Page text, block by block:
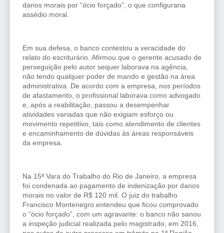
danos morais por “ócio forçado”, o que configuraria
assédio moral.
Em sua defesa, o banco contestou a veracidade do
relato do escriturário. Afirmou que o gerente acusado de
perseguição pelo autor sequer laborava na agência,
não tendo qualquer poder de mando e gestão na área
administrativa. De acordo com a empresa, nos períodos
de afastamento, o profissional laborava como advogado
e, após a reabilitação, passou a desempenhar
atividades variadas que não exigiam esforço ou
movimento repetitivo, tais como atendimento de clientes
e encaminhamento de dúvidas às áreas responsáveis
da empresa.
Na 15ª Vara do Trabalho do Rio de Janeiro, a empresa
foi condenada ao pagamento de indenização por danos
morais no valor de R$ 120 mil. O juiz do trabalho
Francisco Montenegro entendeu que ficou comprovado
o “ócio forçado”, com um agravante: o banco não sanou
a inspeção judicial realizada pelo magistrado, em 2016,